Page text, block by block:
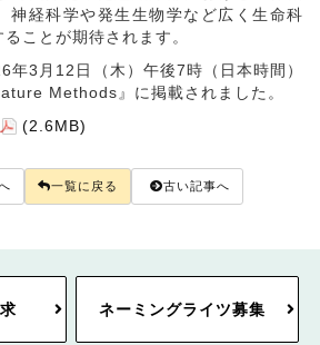
神経科学や発生生物学など広く生命科
ことが期待されます。
3月12日（木）午後7時（日本時間）
Methods』に掲載されました。
(2.6MB)
一覧に戻る 古い記事へ
ネーミングライツ募集